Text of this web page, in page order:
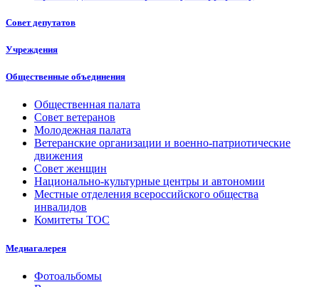
Совет депутатов
Учреждения
Общественные объединения
Общественная палата
Совет ветеранов
Молодежная палата
Ветеранские организации и военно-патриотические
движения
Совет женщин
Национально-культурные центры и автономии
Местные отделения всероссийского общества
инвалидов
Комитеты ТОС
Медиагалерея
Фотоальбомы